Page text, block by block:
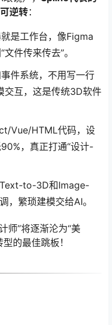
逆转：
是工作台，像Figma
件传来传去”。
件系统，不用写一行
交互，这是传统3D软件
Vue/HTML代码，设
，真正打通“设计-
to-3D和Image-
，繁琐建模交给AI。
师”将逐渐沦为“美
的最佳跳板！